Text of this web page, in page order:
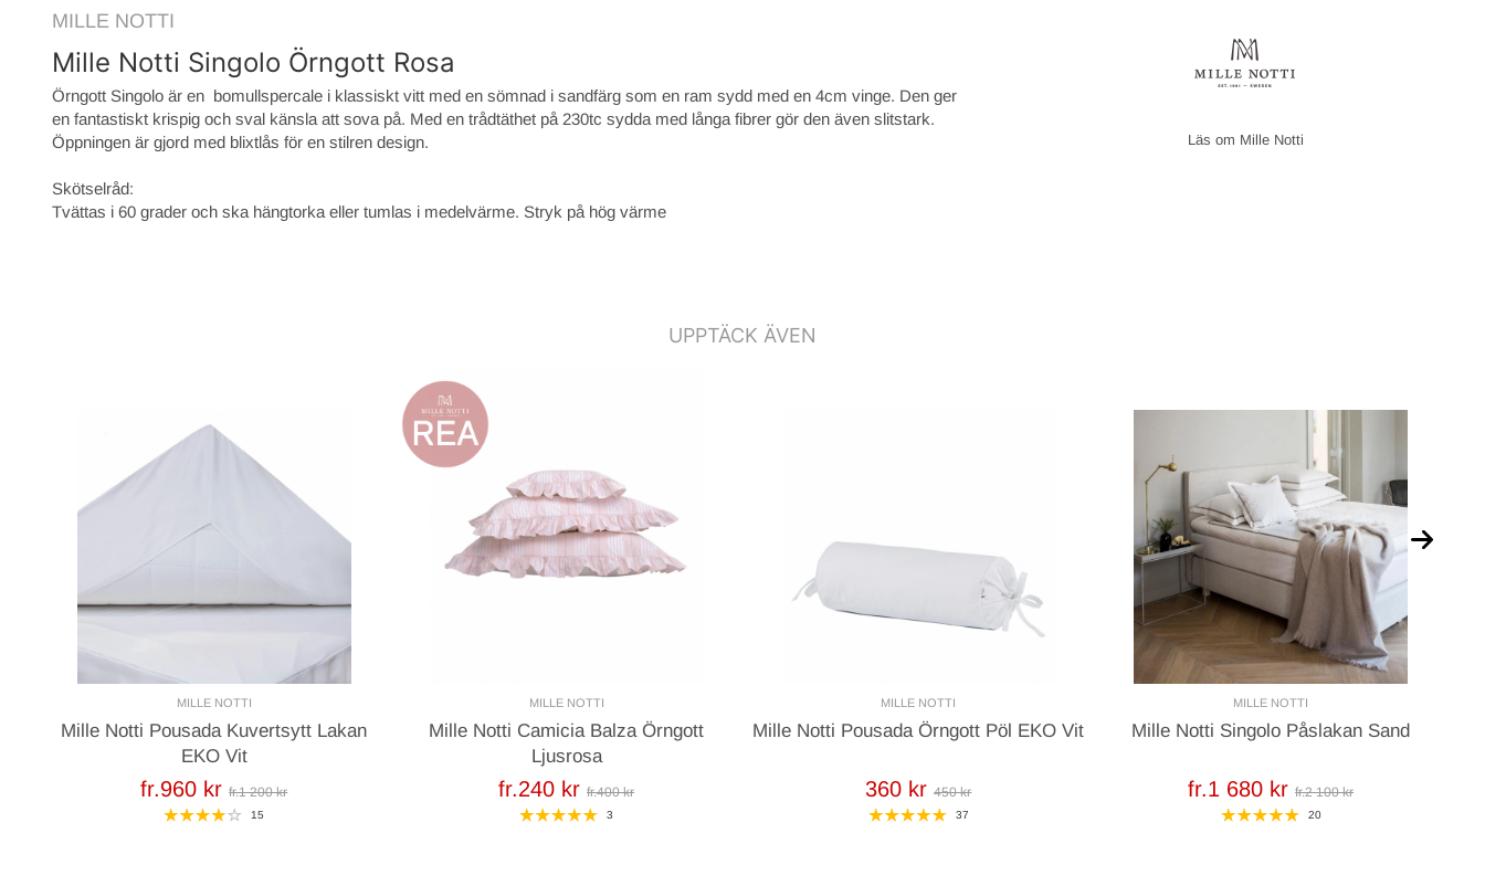
MILLE NOTTI
Mille Notti Singolo Örngott Rosa
Örngott Singolo är en bomullspercale i klassiskt vitt med en sömnad i sandfärg som en ram sydd med en 4cm vinge. Den ger
en fantastiskt krispig och sval känsla att sova på. Med en trådtäthet på 230tc sydda med långa fibrer gör den även slitstark.
Öppningen är gjord med blixtlås för en stilren design.
Skötselråd:
Tvättas i 60 grader och ska hängtorka eller tumlas i medelvärme. Stryk på hög värme
Mille Notti
UPPTÄCK ÄVEN
MILLE NOTTI
Mille Notti Pousada Kuvertsytt Lakan
EKO Vit
fr.960 kr fr.1 200 kr
15
MILLE NOTTI
Mille Notti Camicia Balza Örngott
Ljusrosa
fr.240 kr fr.400 kr
3
MILLE NOTTI
Mille Notti Pousada Örngott Pöl EKO Vit
360 kr 450 kr
37
MILLE NOTTI
Mille Notti Singolo Påslakan Sand
fr.1 680 kr fr.2 100 kr
20